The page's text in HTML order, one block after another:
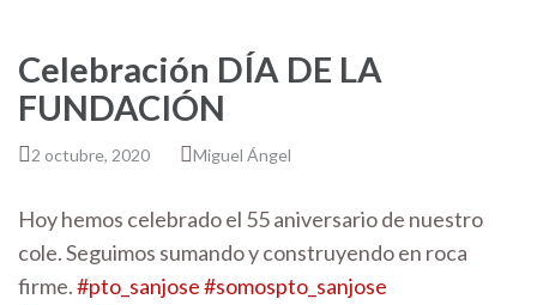
Celebración DÍA DE LA
FUNDACIÓN
2 octubre, 2020 Miguel Ángel
Hoy hemos celebrado el 55 aniversario de nuestro
cole. Seguimos sumando y construyendo en roca
firme.#pto_sanjose#somospto_sanjose